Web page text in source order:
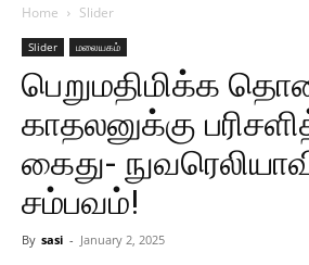
Home Slider
Slider மலையகம்
பெறுமதிமிக்க
காதலனுக்கு
கைது-
சம்பவம்!
By sasi - January 2, 2025